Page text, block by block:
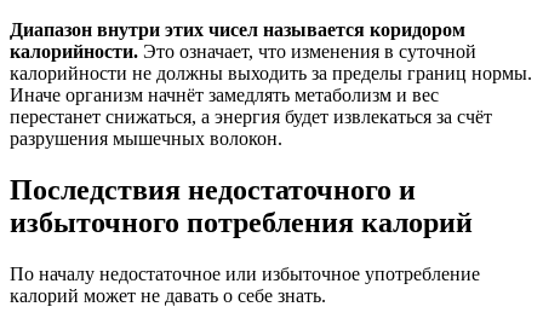
Диапазон внутри этих чисел называется коридором
калорийности. Это означает, что изменения в суточной
калорийности не должны выходить за пределы границ нормы.
Иначе организм начнёт замедлять метаболизм и вес
перестанет снижаться, а энергия будет извлекаться за счёт
разрушения мышечных волокон.
Последствия недостаточного и
избыточного потребления калорий
По началу недостаточное или избыточное употребление
калорий может не давать о себе знать.